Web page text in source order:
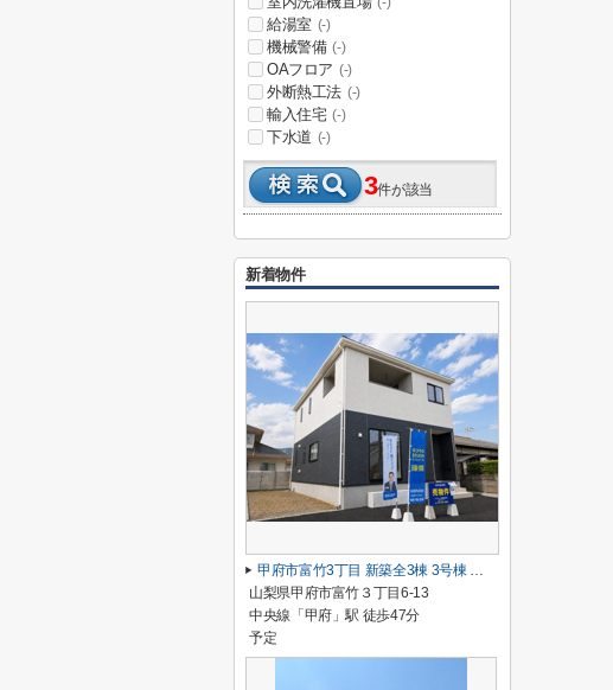
給湯室 (-)
機械警備 (-)
OAフロア (-)
外断熱工法 (-)
輸入住宅 (-)
下水道 (-)
3件が該当
新着物件
甲府市富竹3丁目 新築全3棟 3号棟 南西道路・車並列3台
山梨県甲府市富竹３丁目6-13
中央線「甲府」駅 徒歩47分
予定